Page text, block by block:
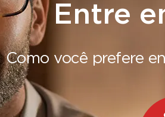
Entre
Como você prefere